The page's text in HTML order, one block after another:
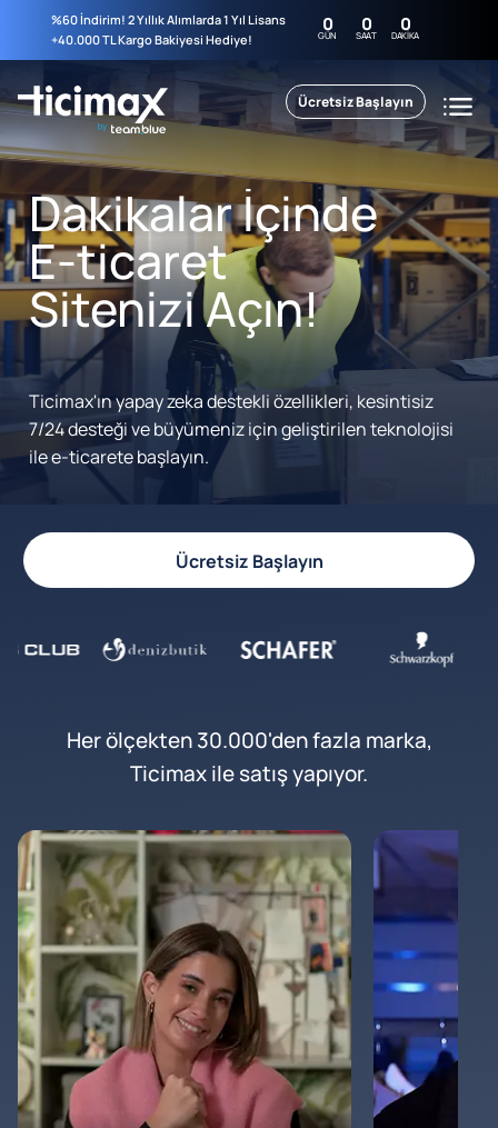
%60 İndirim! 2 Yıllık Alımlarda 1 Yıl Lisans
+40.000 TL Kargo Bakiyesi Hediye!
0
GÜN 0
SAAT 0
DAKIKA
Ücretsiz Başlayın
Dakikalar İçinde
E-ticaret
Sitenizi Açın!
Ticimax'ın yapay zeka destekli özellikleri, kesintisiz
7/24 desteği ve büyümeniz için geliştirilen teknolojisi
ile e-ticarete başlayın.
Ücretsiz Başlayın
Her ölçekten 30.000'den fazla marka,
Ticimax ile satış yapıyor.